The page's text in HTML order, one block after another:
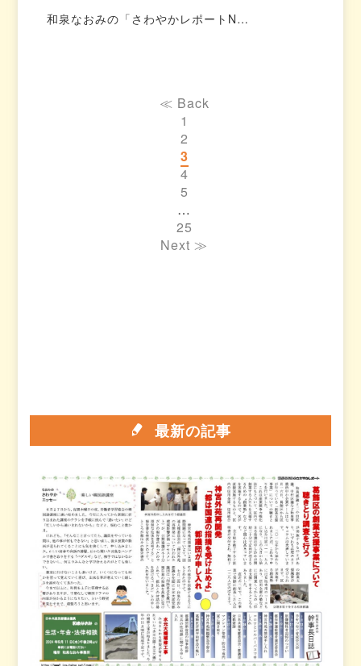
和泉なおみの「さわやかレポートN…
≪ Back
1
2
3
4
5
…
25
Next ≫
最新の記事